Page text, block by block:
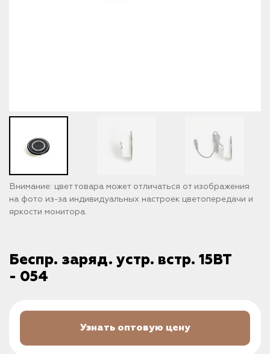
Внимание: цвет товара может отличаться от изображения
на фото из-за индивидуальных настроек цветопередачи и
яркости монитора.
Беспр. заряд. устр. встр. 15ВТ
- 054
Узнать оптовую цену